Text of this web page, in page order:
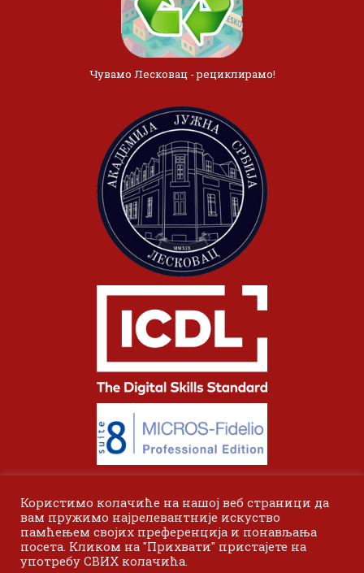
Чувамо Лесковац - рециклирамо!
Користимо колачиће на нашој веб страници да
вам пружимо најрелевантније искуство
памћењем својих преференција и понављања
посета. Кликом на "Прихвати" пристајете на
употребу СВИХ колачића.